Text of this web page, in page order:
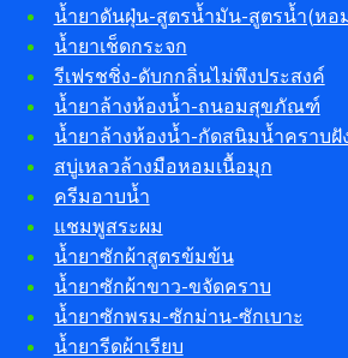
น้ำยาดันฝุ่น-สูตรน้ำมัน-สูตรน้ำ(หอ
น้ำยาเช็ดกระจก
รีเฟรชชิ่ง-ดับกกลิ่นไม่พึงประสงค์
น้ำยาล้างห้องน้ำ-ถนอมสุขภัณฑ์
น้ำยาล้างห้องน้ำ-กัดสนิมน้ำคราบฝั
สบู่เหลวล้างมือหอมเนื้อมุก
ครีมอาบน้ำ
แชมพูสระผม
น้ำยาซักผ้าสูตรข้มข้น
น้ำยาซักผ้าขาว-ขจัดคราบ
น้ำยาซักพรม-ซักม่าน-ซักเบาะ
น้ำยารีดผ้าเรียบ